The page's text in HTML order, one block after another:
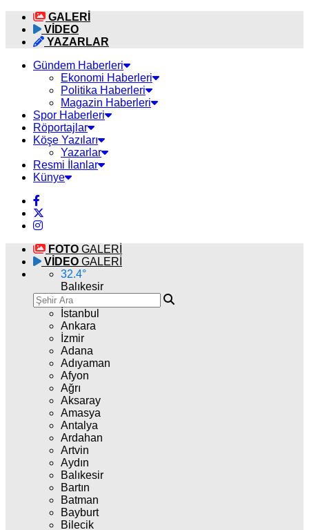
GALERİ
VİDEO
YAZARLAR
Gündem Haberleri
Ekonomi Haberleri
Politika Haberleri
Magazin Haberleri
Spor Haberleri
Röportajlar
Köşe Yazıları
Yazarlar
Resmi İlanlar
Künye
FOTO GALERİ
VİDEO GALERİ
32.4°
Balıkesir
İstanbul
Ankara
İzmir
Adana
Adıyaman
Afyon
Ağrı
Aksaray
Amasya
Antalya
Ardahan
Artvin
Aydın
Balıkesir
Bartın
Batman
Bayburt
Bilecik